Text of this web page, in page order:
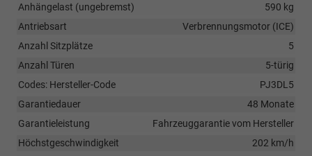
Anhängelast (ungebremst)
590 kg
Antriebsart
Verbrennungsmotor (ICE)
Anzahl Sitzplätze
5
Anzahl Türen
5-türig
Codes: Hersteller-Code
PJ3DL5
Garantiedauer
48 Monate
Garantieleistung
Fahrzeuggarantie vom Hersteller
Höchstgeschwindigkeit
202 km/h